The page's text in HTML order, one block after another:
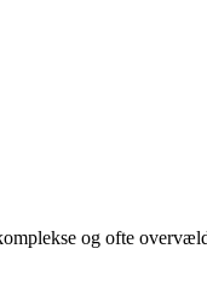
og ofte